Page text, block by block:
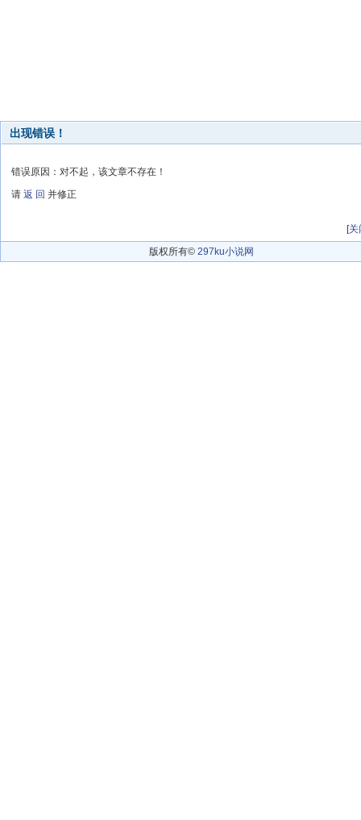
出现错误！
错误原因：对不起，该文章不存在！
请 返 回 并修正
[关
版权所有© 297ku小说网